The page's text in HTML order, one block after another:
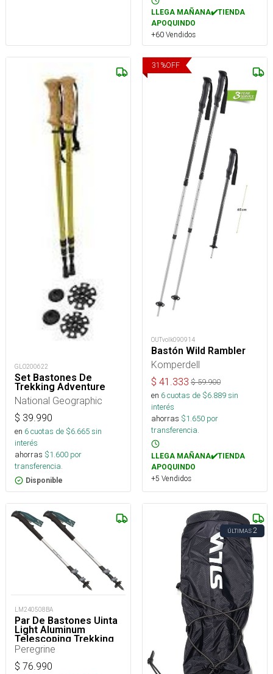
LLEGA MAÑANA✔️TIENDA
APOQUINDO
+60 Vendidos
GLO200622
Set Bastones De
Trekking Adventure
National Geographic
$ 39.990
en 6cuotas de $6.665sin
interés
ahorras $1.600 por
transferencia.
Disponible
31 %OFF
OUTvolk090914
Bastón Wild Rambler
Komperdell
$ 41.333 $59.900
en 6cuotas de $6.889sin
interés
ahorras $1.650 por
transferencia.
LLEGA MAÑANA✔️TIENDA
APOQUINDO
+5 Vendidos
LM240508BA
Par De Bastones Uinta
Light Aluminum
Telescoping Trekking
Pole
Peregrine
$ 76.990
ÚLTIMAS2